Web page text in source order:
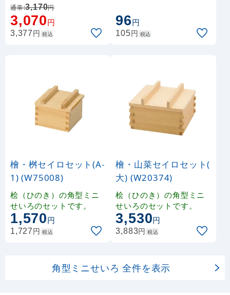
通常:3,170円
3,070円
3,377円 税込
96円
105円 税込
檜・桝セイロセット(A-
1) (W75008)
桧（ひのき）の角型ミニ
せいろのセットです。
1,570円
1,727円 税込
檜・山菜セイロセット(
大) (W20374)
桧（ひのき）の角型ミニ
せいろのセットです。
3,530円
3,883円 税込
角型ミニせいろ 全件を表示